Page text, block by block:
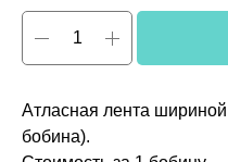
Атласная лента
бобина).